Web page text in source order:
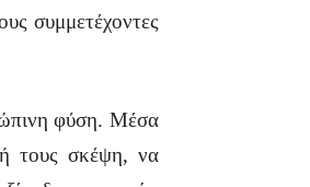
συμμετέχοντες
φύση. Μέσα
τους σκέψη, να